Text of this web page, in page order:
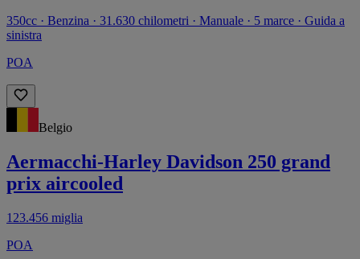
350cc · Benzina · 31.630 chilometri · Manuale · 5 marce · Guida a
sinistra
POA
Belgio
Aermacchi-Harley Davidson 250 grand
prix aircooled
123.456 miglia
POA